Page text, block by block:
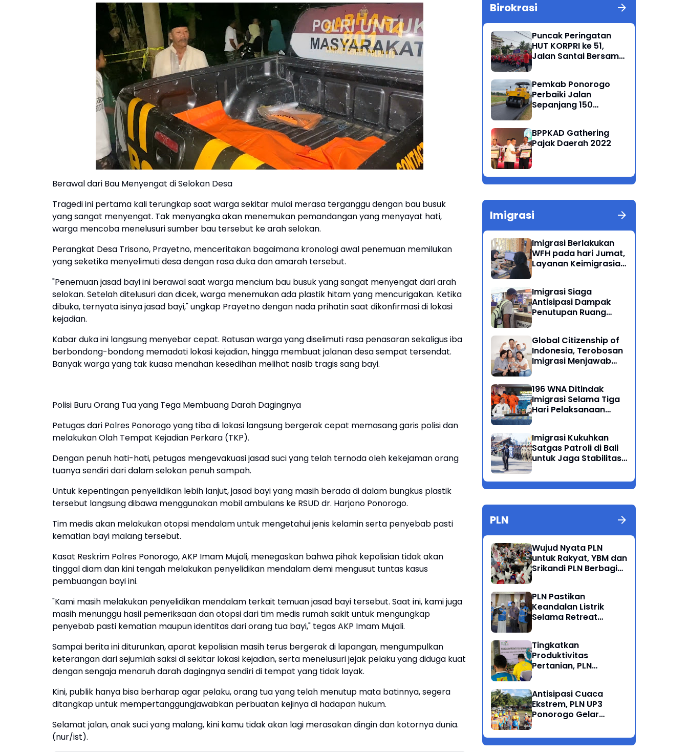
Berawal dari Bau Menyengat di Selokan Desa
Tragedi ini pertama kali terungkap saat warga sekitar mulai merasa terganggu dengan bau busuk
yang sangat menyengat. Tak menyangka akan menemukan pemandangan yang menyayat hati,
warga mencoba menelusuri sumber bau tersebut ke arah selokan.
Perangkat Desa Trisono, Prayetno, menceritakan bagaimana kronologi awal penemuan memilukan
yang seketika menyelimuti desa dengan rasa duka dan amarah tersebut.
"Penemuan jasad bayi ini berawal saat warga mencium bau busuk yang sangat menyengat dari arah
selokan. Setelah ditelusuri dan dicek, warga menemukan ada plastik hitam yang mencurigakan. Ketika
dibuka, ternyata isinya jasad bayi," ungkap Prayetno dengan nada prihatin saat dikonfirmasi di lokasi
kejadian.
Kabar duka ini langsung menyebar cepat. Ratusan warga yang diselimuti rasa penasaran sekaligus iba
berbondong-bondong memadati lokasi kejadian, hingga membuat jalanan desa sempat tersendat.
Banyak warga yang tak kuasa menahan kesedihan melihat nasib tragis sang bayi.
Polisi Buru Orang Tua yang Tega Membuang Darah Dagingnya
Petugas dari Polres Ponorogo yang tiba di lokasi langsung bergerak cepat memasang garis polisi dan
melakukan Olah Tempat Kejadian Perkara (TKP).
Dengan penuh hati-hati, petugas mengevakuasi jasad suci yang telah ternoda oleh kekejaman orang
tuanya sendiri dari dalam selokan penuh sampah.
Untuk kepentingan penyelidikan lebih lanjut, jasad bayi yang masih berada di dalam bungkus plastik
tersebut langsung dibawa menggunakan mobil ambulans ke RSUD dr. Harjono Ponorogo.
Tim medis akan melakukan otopsi mendalam untuk mengetahui jenis kelamin serta penyebab pasti
kematian bayi malang tersebut.
Kasat Reskrim Polres Ponorogo, AKP Imam Mujali, menegaskan bahwa pihak kepolisian tidak akan
tinggal diam dan kini tengah melakukan penyelidikan mendalam demi mengusut tuntas kasus
pembuangan bayi ini.
"Kami masih melakukan penyelidikan mendalam terkait temuan jasad bayi tersebut. Saat ini, kami juga
masih menunggu hasil pemeriksaan dan otopsi dari tim medis rumah sakit untuk mengungkap
penyebab pasti kematian maupun identitas dari orang tua bayi," tegas AKP Imam Mujali.
Sampai berita ini diturunkan, aparat kepolisian masih terus bergerak di lapangan, mengumpulkan
keterangan dari sejumlah saksi di sekitar lokasi kejadian, serta menelusuri jejak pelaku yang diduga kuat
dengan sengaja menaruh darah dagingnya sendiri di tempat yang tidak layak.
Kini, publik hanya bisa berharap agar pelaku, orang tua yang telah menutup mata batinnya, segera
ditangkap untuk mempertanggungjawabkan perbuatan kejinya di hadapan hukum.
Selamat jalan, anak suci yang malang, kini kamu tidak akan lagi merasakan dingin dan kotornya dunia.
(nur/ist).
Birokrasi
Puncak Peringatan
HUT KORPRI ke 51,
Jalan Santai Bersama
Pemkab Ponorogo
Perbaiki Jalan
Sepanjang 150
BPPKAD Gathering
Pajak Daerah 2022
Imigrasi
Imigrasi Berlakukan
WFH pada hari Jumat,
Layanan Keimigrasian
Imigrasi Siaga
Antisipasi Dampak
Penutupan Ruang
Global Citizenship of
Indonesia, Terobosan
Imigrasi Menjawab
196 WNA Ditindak
Imigrasi Selama Tiga
Hari Pelaksanaan
Imigrasi Kukuhkan
Satgas Patroli di Bali
untuk Jaga Stabilitas
Wilayah
PLN
Wujud Nyata PLN
untuk Rakyat, YBM dan
Srikandi PLN Berbagi
Anak Dhuafa
PLN Pastikan
Keandalan Listrik
Selama Retreat
Tingkatkan
Produktivitas
Pertanian, PLN
Listrik ke Desa
Ngrukem
Antisipasi Cuaca
Ekstrem, PLN UP3
Ponorogo Gelar
Penyulang Prigi
Trenggalek